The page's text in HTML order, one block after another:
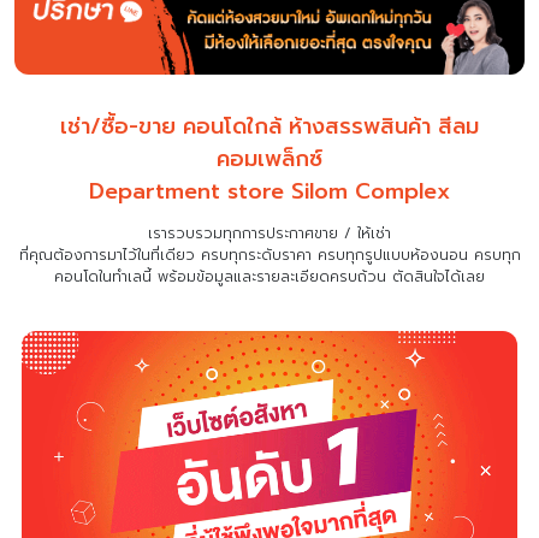
เช่า/ซื้อ-ขาย คอนโดใกล้ ห้างสรรพสินค้า สีลม
คอมเพล็กซ์
Department store Silom Complex
เรารวบรวมทุกการประกาศขาย / ให้เช่า
ที่คุณต้องการมาไว้ในที่เดียว ครบทุกระดับราคา ครบทุกรูปแบบห้องนอน ครบทุก
คอนโดในทำเลนี้ พร้อมข้อมูลและรายละเอียดครบถ้วน ตัดสินใจได้เลย